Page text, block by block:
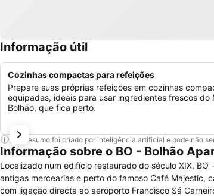
Informação útil
Cozinhas compactas para refeições
Prepare suas próprias refeições em cozinhas
equipadas, ideais para usar ingredientes frescos do
Bolhão, que fica perto.
Este resumo foi criado por inteligência artificial e pode não
Informação sobre o BO - Bolhão
Localizado num edifício restaurado do século XIX,
antigas mercearias e perto do famoso Café Majestic, característica da Belle Epoque. A
com ligação directa ao aeroporto Francisco Sá Carneiro. Os apartamentos estão a uma curta distância dos principais pontos turísticos da